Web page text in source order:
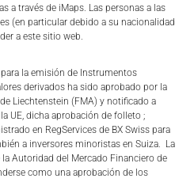
a través de iMaps. Las personas a las
(en particular debido a su nacionalidad
a este sitio web.
la emisión de Instrumentos
derivados ha sido aprobado por la
Liechtenstein (FMA) y notificado a
UE, dicha aprobación de folleto ;
en RegServices de BX Swiss para
a inversores minoristas en Suiza. La
Autoridad del Mercado Financiero de
como una aprobación de los